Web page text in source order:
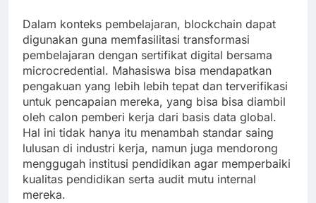
Dalam konteks pembelajaran, blockchain dapat
digunakan guna memfasilitasi transformasi
pembelajaran dengan sertifikat digital bersama
microcredential. Mahasiswa bisa mendapatkan
pengakuan yang lebih lebih tepat dan terverifikasi
untuk pencapaian mereka, yang bisa bisa diambil
oleh calon pemberi kerja dari basis data global.
Hal ini tidak hanya itu menambah standar saing
lulusan di industri kerja, namun juga mendorong
menggugah institusi pendidikan agar memperbaiki
kualitas pendidikan serta audit mutu internal
mereka.